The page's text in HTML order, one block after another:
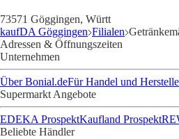
73571 Göggingen, Württ
kaufDA Göggingen Filialen
Adressen & Öffnungszeiten
Unternehmen
Über Bonial.deFür Handel und
Supermarkt Angebote
EDEKA ProspektKaufland Prospekt
Beliebte Händler